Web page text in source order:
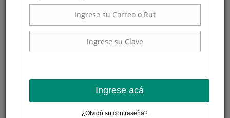
Ingrese acá
¿Olvidó su contraseña?